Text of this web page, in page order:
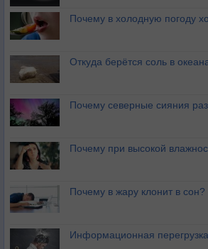
Почему в холодную погоду
Откуда берётся соль в
Почему северные сияния
Почему при высокой
Почему в жару клонит в сон?
Информационная